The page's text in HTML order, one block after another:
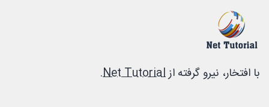
با افتخار، نیرو گرفته ازNet Tutorial
.